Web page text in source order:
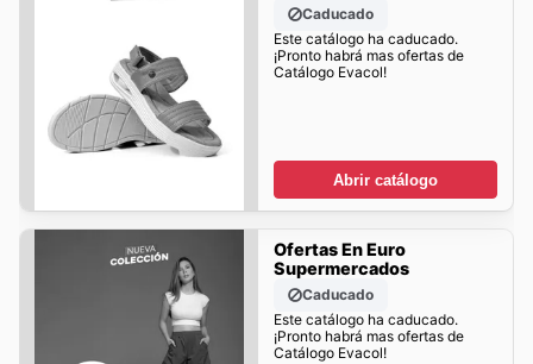
Caducado
Este catálogo ha caducado.
¡Pronto habrá mas ofertas de
Catálogo Evacol!
Abrir catálogo
Ofertas En Euro
Supermercados
Caducado
Este catálogo ha caducado.
¡Pronto habrá mas ofertas de
Catálogo Evacol!